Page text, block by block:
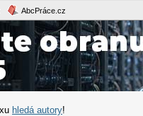
AbcPráce.cz
hledá autory!